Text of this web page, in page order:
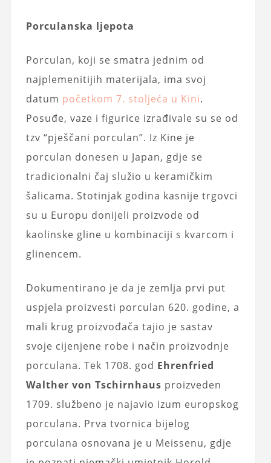
Porculanska ljepota
Porculan, koji se smatra jednim od
najplemenitijih materijala, ima svoj
datum početkom 7. stoljeća u Kini.
Posuđe, vaze i figurice izrađivale su se od
tzv “pješčani porculan”. Iz Kine je
porculan donesen u Japan, gdje se
tradicionalni čaj služio u keramičkim
šalicama. Stotinjak godina kasnije trgovci
su u Europu donijeli proizvode od
kaolinske gline u kombinaciji s kvarcom i
glinencem.
Dokumentirano je da je zemlja prvi put
uspjela proizvesti porculan 620. godine, a
mali krug proizvođača tajio je sastav
svoje cijenjene robe i način proizvodnje
porculana. Tek 1708. god Ehrenfried
Walther von Tschirnhaus proizveden
1709. službeno je najavio izum europskog
porculana. Prva tvornica bijelog
porculana osnovana je u Meissenu, gdje